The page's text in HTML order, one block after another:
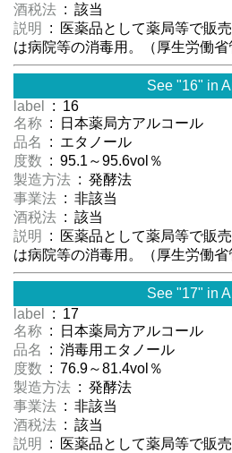
酒税法 : 該当
説明
: 医薬品として薬局等で販
は病院等の消毒用。（厚生労働省
See "16" in
label
: 16
名称 : 日本薬局方アルコール
品名
: エタノール
度数 : 95.1～95.6vol％
製造方法 : 発酵法
事業法 : 非該当
酒税法 : 該当
説明
: 医薬品として薬局等で販
は病院等の消毒用。（厚生労働省
See "17" in
label
: 17
名称 : 日本薬局方アルコール
品名
: 消毒用エタノール
度数 : 76.9～81.4vol％
製造方法 : 発酵法
事業法 : 非該当
酒税法 : 該当
説明
: 医薬品として薬局等で販